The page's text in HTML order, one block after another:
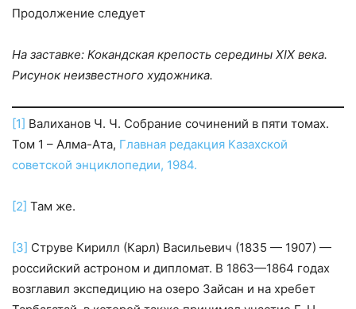
Продолжение следует
На заставке: Кокандская крепость середины XIX века.
Рисунок неизвестного художника.
[1] Валиханов Ч. Ч. Собрание сочинений в пяти томах.
Том 1 – Алма-Ата, Главная редакция Казахской
советской энциклопедии, 1984.
[2] Там же.
[3] Струве Кирилл (Карл) Васильевич (1835 — 1907) —
российский астроном и дипломат. В 1863—1864 годах
возглавил экспедицию на озеро Зайсан и на хребет